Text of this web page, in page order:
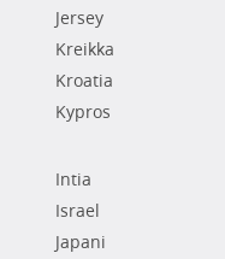
Jersey
Kreikka
Kroatia
Kypros
Intia
Israel
Japani